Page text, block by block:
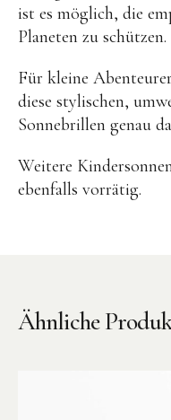
ist es möglich, die
Planeten zu schützen.
Für kleine
diese stylischen,
Sonnebrillen genau
Weitere
ebenfalls vorrätig.
Ähnliche